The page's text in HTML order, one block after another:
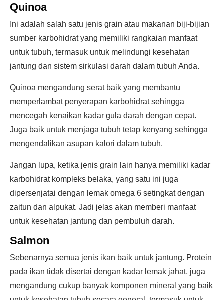
Quinoa
Ini adalah salah satu jenis grain atau makanan biji-bijian
sumber karbohidrat yang memiliki rangkaian manfaat
untuk tubuh, termasuk untuk melindungi kesehatan
jantung dan sistem sirkulasi darah dalam tubuh Anda.
Quinoa mengandung serat baik yang membantu
memperlambat penyerapan karbohidrat sehingga
mencegah kenaikan kadar gula darah dengan cepat.
Juga baik untuk menjaga tubuh tetap kenyang sehingga
mengendalikan asupan kalori dalam tubuh.
Jangan lupa, ketika jenis grain lain hanya memiliki kadar
karbohidrat kompleks belaka, yang satu ini juga
dipersenjatai dengan lemak omega 6 setingkat dengan
zaitun dan alpukat. Jadi jelas akan memberi manfaat
untuk kesehatan jantung dan pembuluh darah.
Salmon
Sebenarnya semua jenis ikan baik untuk jantung. Protein
pada ikan tidak disertai dengan kadar lemak jahat, juga
mengandung cukup banyak komponen mineral yang baik